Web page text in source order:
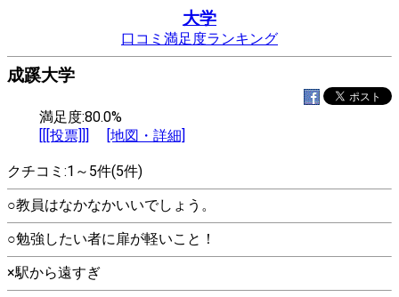
大学
口コミ満足度ランキング
成蹊大学
満足度:80.0%
[[[投票]]]
[地図・詳細]
クチコミ:1～5件(5件)
○教員はなかなかいいでしょう。
○勉強したい者に扉が軽いこと！
×駅から遠すぎ